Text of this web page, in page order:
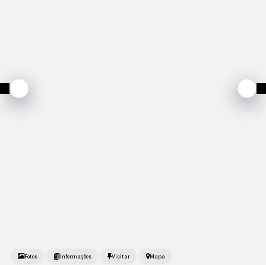
Fotos Mapa